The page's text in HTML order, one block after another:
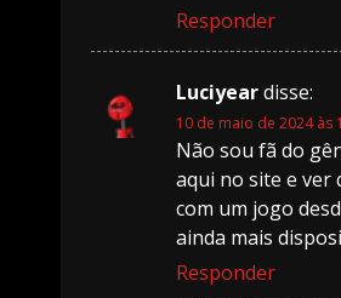
Responder
Luciyeardisse:
10 de maio de 2024 às
Não sou fã do
aqui no site e ver
com um jogo
ainda mais
Responder